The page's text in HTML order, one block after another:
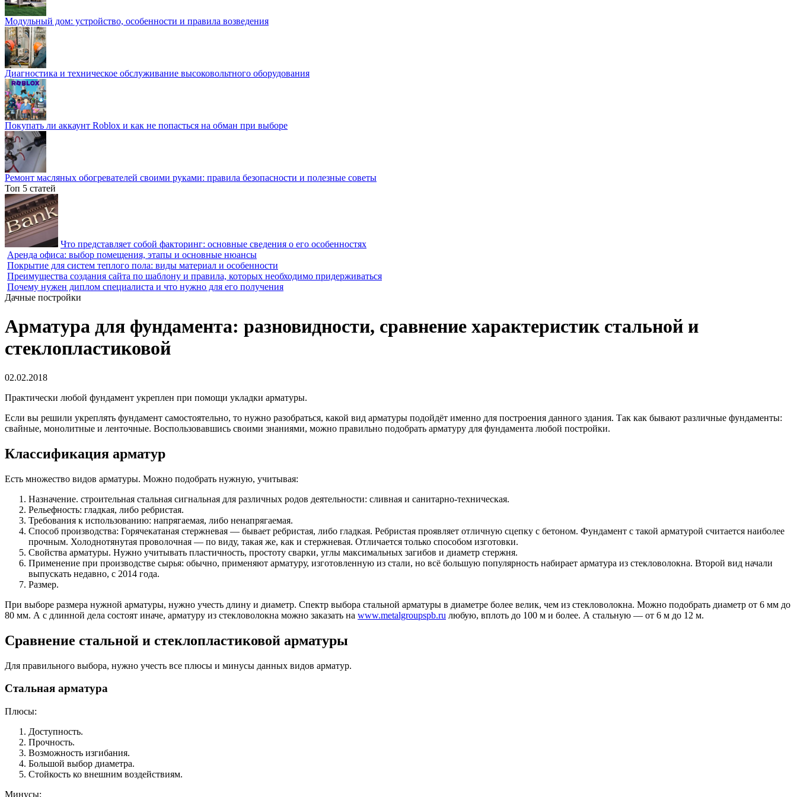
Модульный дом: устройство, особенности и правила возведения
Диагностика и техническое обслуживание высоковольтного оборудования
Покупать ли аккаунт Roblox и как не попасться на обман при выборе
Ремонт масляных обогревателей своими руками: правила безопасности и полезные советы
Топ 5 статей
Что представляет собой факторинг: основные сведения о его особенностях
Аренда офиса: выбор помещения, этапы и основные нюансы
Покрытие для систем теплого пола: виды материал и особенности
Преимущества создания сайта по шаблону и правила, которых необходимо придерживаться
Почему нужен диплом специалиста и что нужно для его получения
Дачные постройки
Арматура для фундамента: разновидности, сравнение характеристик стальной и
стеклопластиковой
02.02.2018
Практически любой фундамент укреплен при помощи укладки арматуры.
Если вы решили укреплять фундамент самостоятельно, то нужно разобраться, какой вид арматуры подойдёт именно для построения данного здания. Так как бывают различные фундаменты:
свайные, монолитные и ленточные. Воспользовавшись своими знаниями, можно правильно подобрать арматуру для фундамента любой постройки.
Классификация арматур
Есть множество видов арматуры. Можно подобрать нужную, учитывая:
Назначение. строительная стальная сигнальная для различных родов деятельности: сливная и санитарно-техническая.
Рельефность: гладкая, либо ребристая.
Требования к использованию: напрягаемая, либо ненапрягаемая.
Способ производства: Горячекатаная стержневая — бывает ребристая, либо гладкая. Ребристая проявляет отличную сцепку с бетоном. Фундамент с такой арматурой считается наиболее
прочным. Холоднотянутая проволочная — по виду, такая же, как и стержневая. Отличается только способом изготовки.
Свойства арматуры. Нужно учитывать пластичность, простоту сварки, углы максимальных загибов и диаметр стержня.
Применение при производстве сырья: обычно, применяют арматуру, изготовленную из стали, но всё большую популярность набирает арматура из стекловолокна. Второй вид начали
выпускать недавно, с 2014 года.
Размер.
При выборе размера нужной арматуры, нужно учесть длину и диаметр. Спектр выбора стальной арматуры в диаметре более велик, чем из стекловолокна. Можно подобрать диаметр от 6 мм до
80 мм. А с длинной дела состоят иначе, арматуру из стекловолокна можно заказать на www.metalgroupspb.ru любую, вплоть до 100 м и более. А стальную — от 6 м до 12 м.
Сравнение стальной и стеклопластиковой арматуры
Для правильного выбора, нужно учесть все плюсы и минусы данных видов арматур.
Стальная арматура
Плюсы:
Доступность.
Прочность.
Возможность изгибания.
Большой выбор диаметра.
Стойкость ко внешним воздействиям.
Минусы: